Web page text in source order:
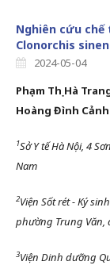
Nghiên cứu chế
Clonorchis
2024-05-04
Phạm Thị Hà
Hoàng Đình Cảnh
1Sở Y tế Hà Nội, 4
Nam
2Viện Sốt rét-Ký
phường Trung Văn,
3Viện Dinh dưỡng